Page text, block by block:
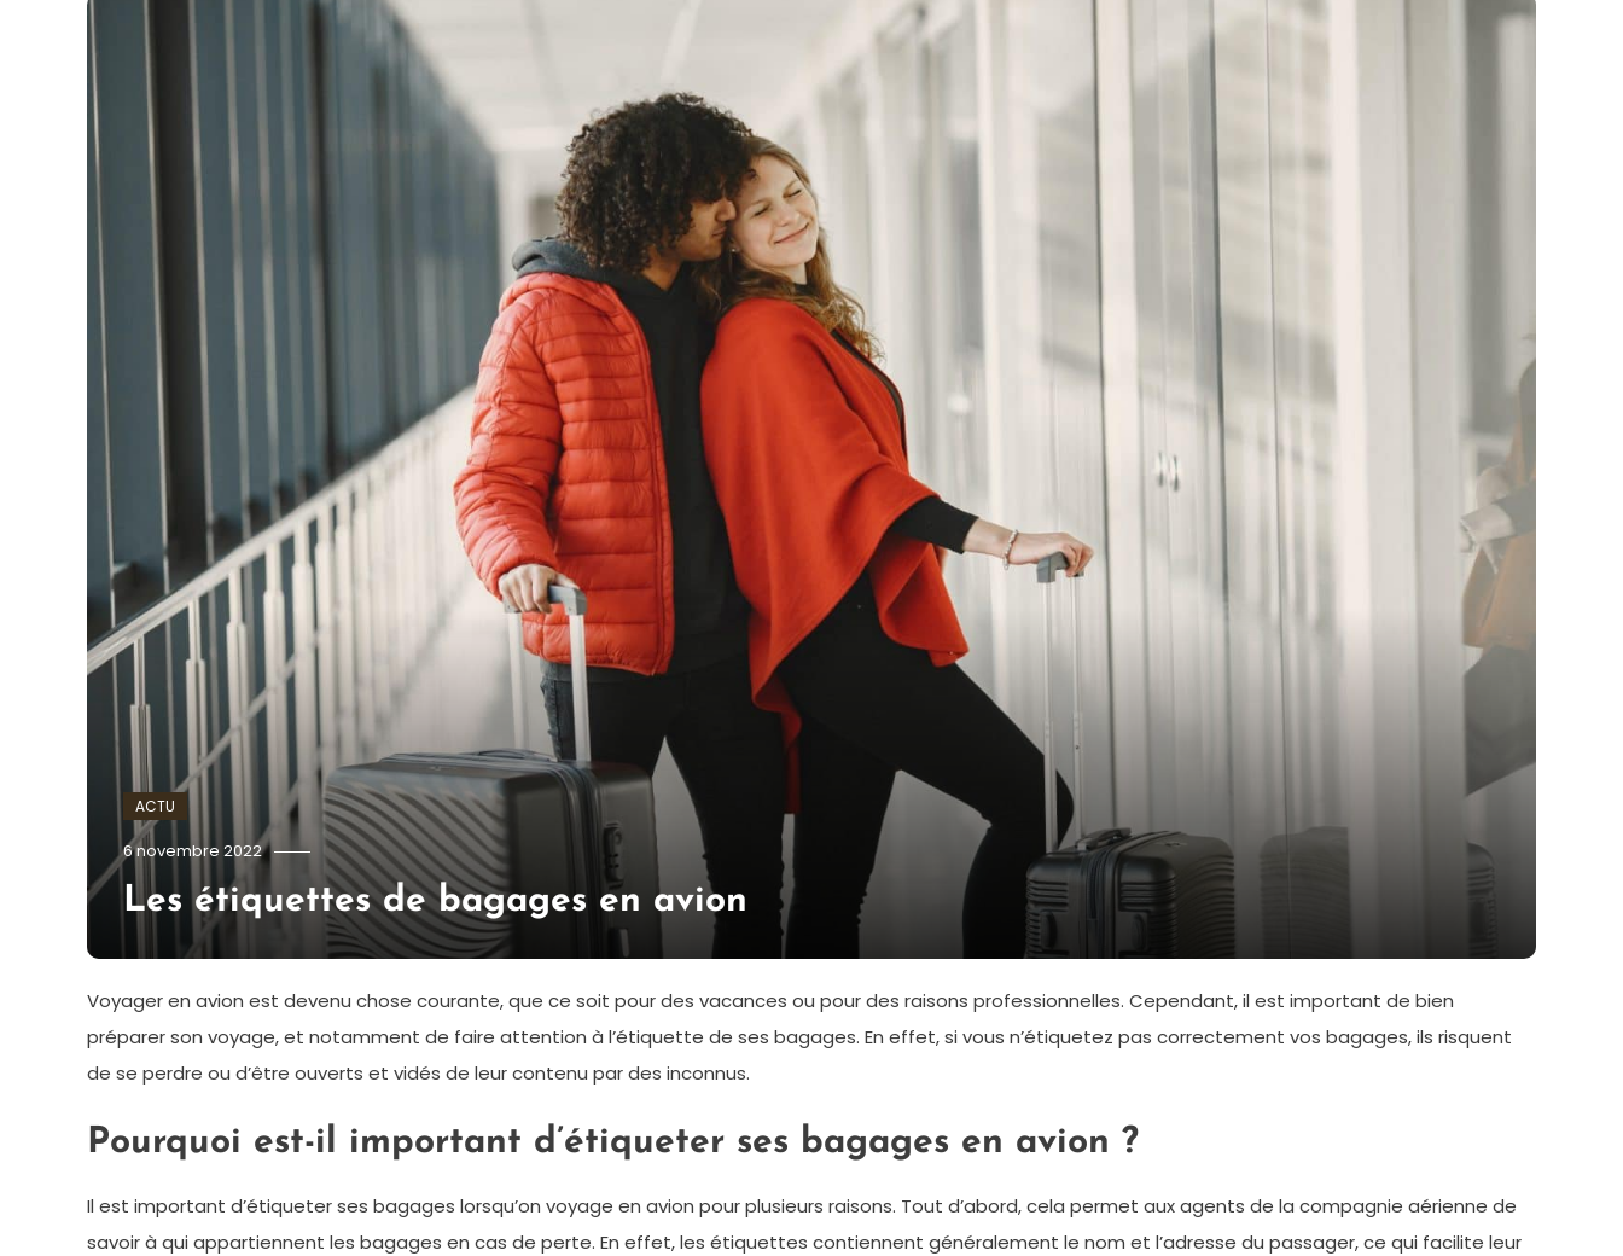
ACTU
6 novembre 2022 admin
Les étiquettes de bagages en avion
Voyager en avion est devenu chose courante, que ce soit pour des vacances ou pour des raisons professionnelles. Cependant, il est important de bien
préparer son voyage, et notamment de faire attention à l’étiquette de ses bagages. En effet, si vous n’étiquetez pas correctement vos bagages, ils risquent
de se perdre ou d’être ouverts et vidés de leur contenu par des inconnus.
Pourquoi est-il important d’étiqueter ses bagages en avion ?
Il est important d’étiqueter ses bagages lorsqu’on voyage en avion pour plusieurs raisons. Tout d’abord, cela permet aux agents de la compagnie aérienne de
savoir à qui appartiennent les bagages en cas de perte. En effet, les étiquettes contiennent généralement le nom et l’adresse du passager, ce qui facilite leur